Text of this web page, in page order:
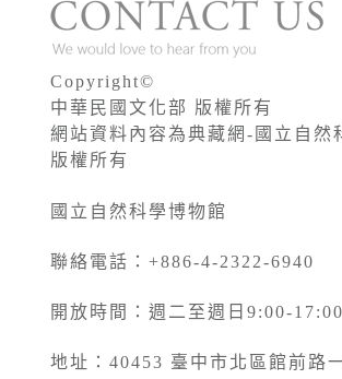
Copyright©
中華民國文化部 版權所有
網站資料內容為典藏網-國立自然
版權所有
國立自然科學博物館
聯絡電話：+886-4-2322-6940
開放時間：週二至週日9:00-17:00
地址：40453 臺中市北區館前路